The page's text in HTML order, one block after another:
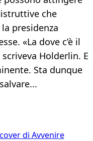
che
presidenza
«La dove c’è il
Holderlin. E
Sta dunque
di Avvenire